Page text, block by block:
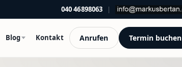
040 46898063 |
Blog Kontakt Anrufen Termin buchen